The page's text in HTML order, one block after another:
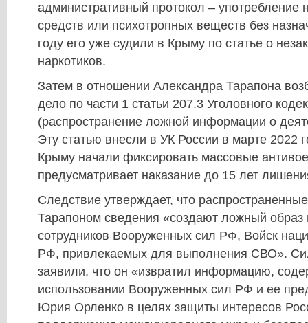
административный протокол – употребление
средств или психотропных веществ без
году его уже судили в Крыму по статье о
наркотиков.
Затем в отношении Александра Тарапона
дело по части 1 статьи 207.3 Уголовного
(распространение ложной информации о
Эту статью внесли в УК России в марте 2022
Крыму начали фиксировать массовые
предусматривает наказание до 15 лет
Следствие утверждает, что
Тарапоном сведения «создают ложный образ
сотрудников Вооруженных сил РФ, Войск
РФ, привлекаемых для выполнения СВО».
заявили, что он «извратил информацию,
использовании Вооруженных сил РФ и ее
Юрия Орленко в целях защиты интересов